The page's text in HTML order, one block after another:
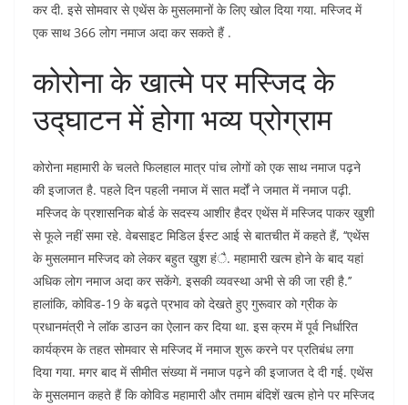
कर दी. इसे सोमवार से एथेंस के मुसलमानों के लिए खोल दिया गया. मस्जिद में
एक साथ 366 लोग नमाज अदा कर सकते हैं .
कोरोना के खात्मे पर मस्जिद के
उद्घाटन में होगा भव्य प्रोग्राम
कोरोना महामारी के चलते फिलहाल मात्र पांच लोगों को एक साथ नमाज पढ़ने
की इजाजत है. पहले दिन पहली नमाज में सात मर्दों ने जमात में नमाज पढ़ी.
मस्जिद के प्रशासनिक बोर्ड के सदस्य आशीर हैदर एथेंस में मस्जिद पाकर खुशी
से फूले नहीं समा रहे. वेबसाइट मिडिल ईस्ट आई से बातचीत में कहते हैं, ‘‘एथेंस
के मुसलमान मस्जिद को लेकर बहुत खुश हंै. महामारी खत्म होने के बाद यहां
अधिक लोग नमाज अदा कर सकेंगे. इसकी व्यवस्था अभी से की जा रही है.’’
हालांकि, कोविड-19 के बढ़ते प्रभाव को देखते हुए गुरूवार को ग्रीक के
प्रधानमंत्री ने लाॅक डाउन का ऐलान कर दिया था. इस क्रम में पूर्व निर्धारित
कार्यक्रम के तहत सोमवार से मस्जिद में नमाज शुरू करने पर प्रतिबंध लगा
दिया गया. मगर बाद में सीमीत संख्या में नमाज पढ़ने की इजाजत दे दी गई. एथेंस
के मुसलमान कहते हैं कि कोविड महामारी और तमाम बंदिशें खत्म होने पर मस्जिद